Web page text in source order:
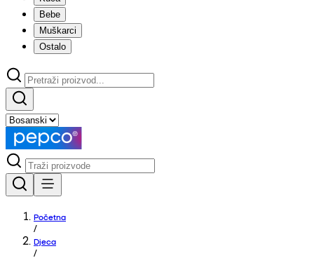
Bebe
Muškarci
Ostalo
Početna
/
Djeca
/